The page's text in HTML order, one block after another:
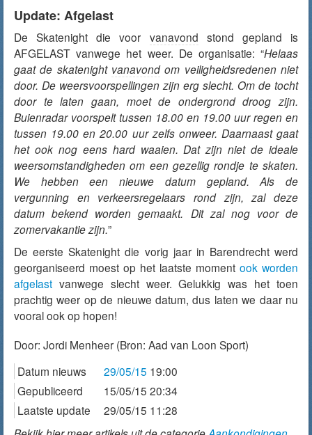
Update: Afgelast
De Skatenight die voor vanavond stond gepland is
AFGELAST vanwege het weer. De organisatie: “Helaas
gaat de skatenight vanavondom veiligheidsredenen niet
door. De weersvoorspellingen zijn erg slecht. Om de tocht
door te laten gaan, moet de ondergrond droog zijn.
Buienradar voorspelt tussen 18.00 en 19.00 uur regen en
tussen 19.00 en 20.00 uur zelfs onweer. Daarnaast gaat
het ook nog eens hard waaien. Dat zijn niet de ideale
weersomstandigheden om een gezellig rondje te skaten.
We hebben een nieuwe datum gepland. Als de
vergunning en verkeersregelaars rond zijn, zal deze
datum bekend worden gemaakt. Dit zal nog voor de
zomervakantie zijn.”
De eerste Skatenight die vorig jaar in Barendrecht werd
georganiseerd moest op het laatste moment ook worden
afgelast vanwege slecht weer. Gelukkig was het toen
prachtig weer op de nieuwe datum, dus laten we daar nu
vooral ook op hopen!
Door: Jordi Menheer (Bron: Aad van Loon Sport)
Datum nieuws
29/05/15 19:00
Gepubliceerd
15/05/15 20:34
Laatste update
29/05/15 11:28